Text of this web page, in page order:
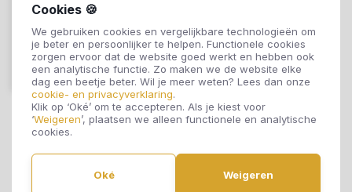
Cookies 🍪
We gebruiken cookies en vergelijkbare technologieën om
je beter en persoonlijker te helpen. Functionele cookies
zorgen ervoor dat de website goed werkt en hebben ook
een analytische functie. Zo maken we de website elke
dag een beetje beter. Wil je meer weten? Lees dan onze
cookie- en privacyverklaring.
Klik op ‘Oké’ om te accepteren. Als je kiest voor
‘Weigeren’, plaatsen we alleen functionele en analytische
cookies.
Oké Weigeren
€74,50
Offerte aanvragen
Geef je leefruimte een eigentijdse uitstraling met de Boost
Smoke Matt-serie van Atlas Concorde, nu verkrijgbaar bij Cibo